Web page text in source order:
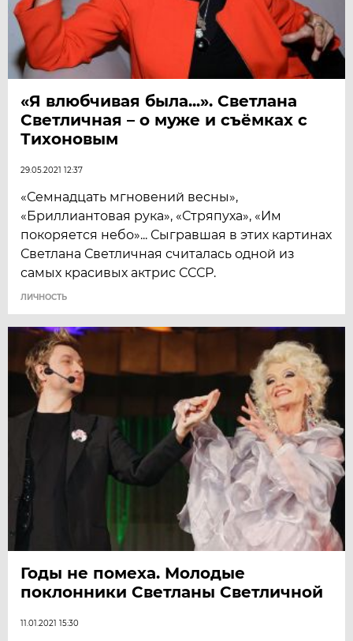
«Я влюбчивая была...». Светлана
Светличная – о муже и съёмках с
Тихоновым
29.05.2021 12:37
«Семнадцать мгновений весны»,
«Бриллиантовая рука», «Стряпуха», «Им
покоряется небо»... Сыгравшая в этих картинах
Светлана Светличная считалась одной из
самых красивых актрис СССР.
ЛИЧНОСТЬ
Годы не помеха. Молодые
поклонники Светланы Светличной
11.01.2021 15:30